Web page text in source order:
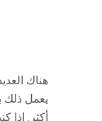
هناك
يعمل ذلك
أكثر. إذا